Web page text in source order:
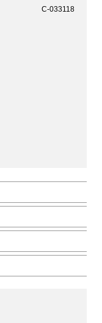
C-033118